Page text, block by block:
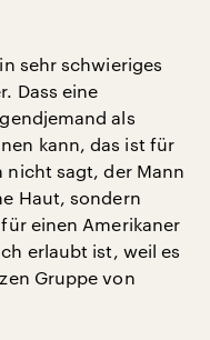
sehr schwieriges
Dass eine
als
kann, das ist für
nicht sagt, der Mann
Haut, sondern
einen Amerikaner
erlaubt ist, weil es
Gruppe von